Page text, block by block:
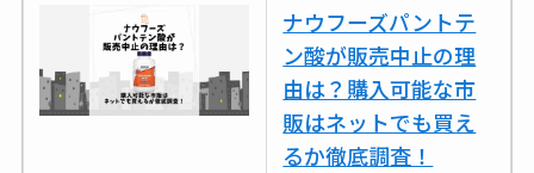
ナウフーズパントテ
ン酸が販売中止の理
由は？購入可能な市
販はネットでも買え
るか徹底調査！